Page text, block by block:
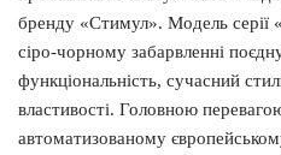
бренду «Стимул». Модель серії
сіро-чорному забарвленні
функціональність, сучасний
властивості. Головною
автоматизованому